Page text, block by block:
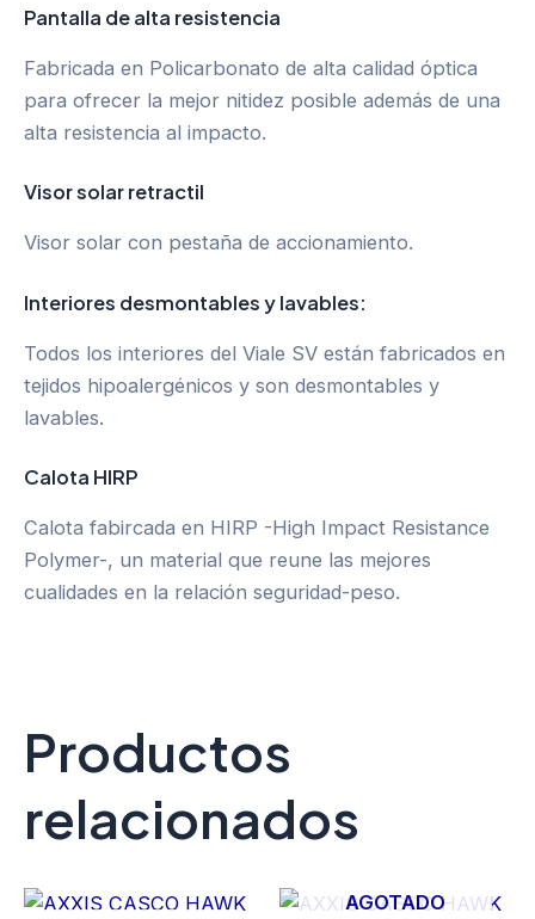
Pantalla de alta resistencia
Fabricada en Policarbonato de alta calidad óptica
para ofrecer la mejor nitidez posible además de una
alta resistencia al impacto.
Visor solar retractil
Visor solar con pestaña de accionamiento.
Interiores desmontables y lavables:
Todos los interiores del Viale SV están fabricados en
tejidos hipoalergénicos y son desmontables y
lavables.
Calota HIRP
Calota fabircada en HIRP -High Impact Resistance
Polymer-, un material que reune las mejores
cualidades en la relación seguridad-peso.
Productos
relacionados
AGOTADO